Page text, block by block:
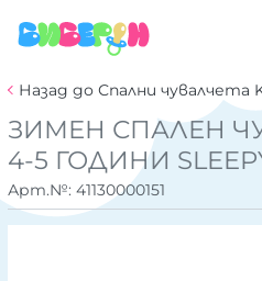
Назад до Спални чувалчета
ЗИМЕН СПАЛЕН
4-5 ГОДИНИ
Арт.№: 41130000151